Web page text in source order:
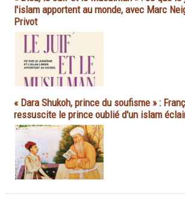
l'islam apportent au monde, avec Marc
Privot
« Dara Shukoh, prince du soufisme » :
ressuscite le prince oublié d'un islam